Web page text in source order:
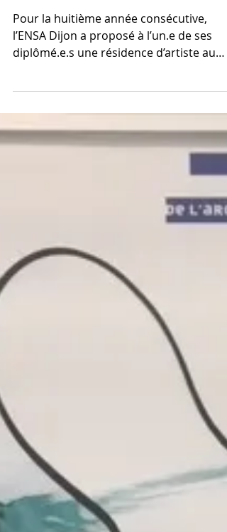
RÉSIDENCE D'ARTISTE 2020
PAULINE MURE
Pour la huitième année consécutive,
diplômé.e.s une résidence d’artiste au